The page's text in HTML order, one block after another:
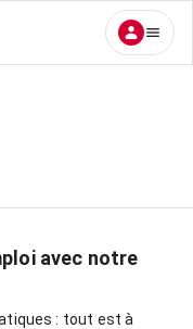
avec notre
: tout est à